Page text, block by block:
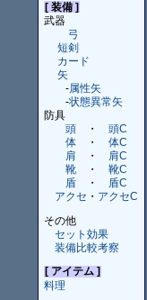
[ 装備 ]
武器
弓
短剣
カード
矢
-属性矢
-状態異常矢
防具
頭
・
頭C
体
・
体C
肩
・
肩C
靴
・
靴C
盾
・
盾C
アクセ ・ アクセC
その他
セット効果
装備比較考察
[ アイテム ]
料理